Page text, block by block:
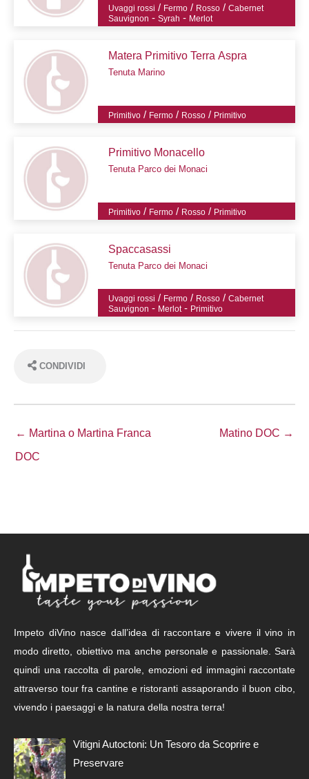
Uvaggi rossi / Fermo / Rosso /Cabernet
Sauvignon -Syrah - Merlot
Matera Primitivo Terra Aspra
Tenuta Marino
Primitivo / Fermo / Rosso / Primitivo
Primitivo Monacello
Tenuta Parco dei Monaci
Primitivo / Fermo / Rosso / Primitivo
Spaccasassi
Tenuta Parco dei Monaci
Uvaggi rossi / Fermo / Rosso /Cabernet
Sauvignon - Merlot- Primitivo
CONDIVIDI
← Martina o Martina Franca
DOC
Matino DOC →
Impeto diVino nasce dall’idea di raccontare e vivere il vino in
modo diretto, obiettivo ma anche personale e passionale. Sarà
quindi una raccolta di parole, emozioni ed immagini raccontate
attraverso tour fra cantine e ristoranti assaporando il buon cibo,
vivendo i paesaggi e la natura della nostra terra!
Vitigni Autoctoni: Un Tesoro da Scoprire e
Preservare